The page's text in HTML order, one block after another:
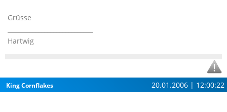
Grüsse
Hartwig
King Cornflakes 20.01.2006 | 12:00:22